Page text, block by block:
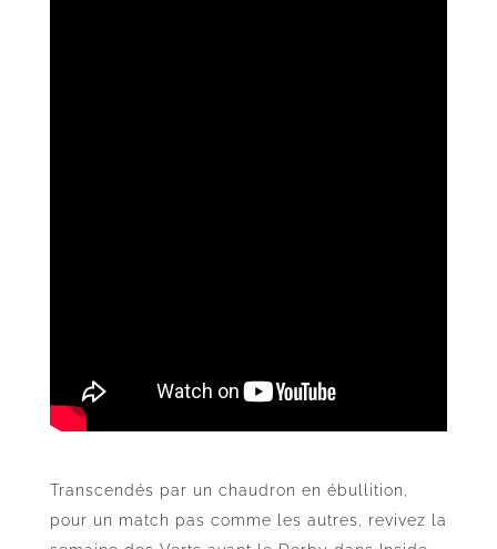
Transcendés par un chaudron en ébullition,
pour un match pas comme les autres, revivez la